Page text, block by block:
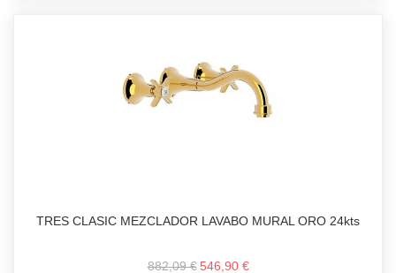
TRES CLASIC MEZCLADOR LAVABO MURAL ORO 24kts
882,09 € 546,90 €